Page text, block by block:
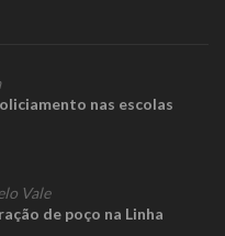
nas escolas
Vale
de poço na Linha